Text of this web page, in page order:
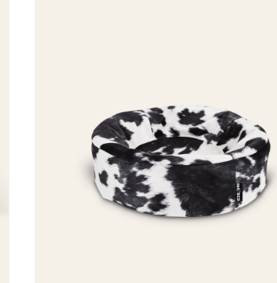
i denna webbläsare till nästa gång jag